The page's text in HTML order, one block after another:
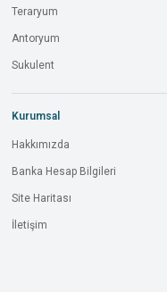
Teraryum
Antoryum
Sukulent
Kurumsal
Hakkımızda
Banka Hesap Bilgileri
Site Haritası
İletişim